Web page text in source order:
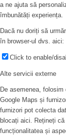
a ne ajuta să
îmbunătăți experiența.
Dacă nu doriți să
în browser-ul dvs. aici:
Click to enable/
Alte servicii externe
De asemenea,
Google Maps și
furnizori pot colecta
blocați aici. Rețineți
funcționalitatea și